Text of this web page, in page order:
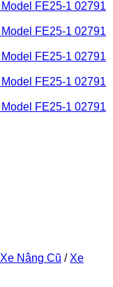
Xe Nâng Cũ / Xe